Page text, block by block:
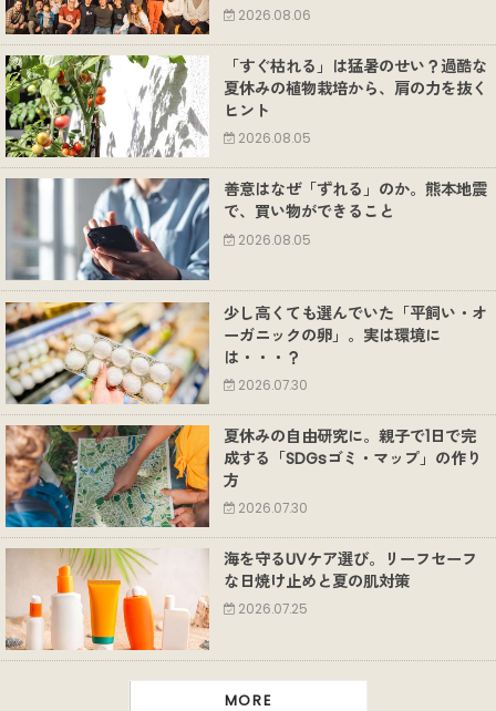
2026.08.06
「すぐ枯れる」は猛暑のせい？過酷な
夏休みの植物栽培から、肩の力を抜く
ヒント
2026.08.05
善意はなぜ「ずれる」のか。熊本地震
で、買い物ができること
2026.08.05
少し高くても選んでいた「平飼い・オ
ーガニックの卵」。実は環境に
は・・・？
2026.07.30
夏休みの自由研究に。親子で1日で完
成する「SDGsゴミ・マップ」の作り
方
2026.07.30
海を守るUVケア選び。リーフセーフ
な日焼け止めと夏の肌対策
2026.07.25
MORE